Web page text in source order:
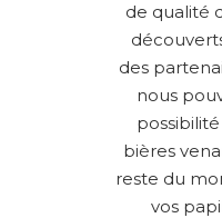
de qualité
des
nous
bières
reste du
vos